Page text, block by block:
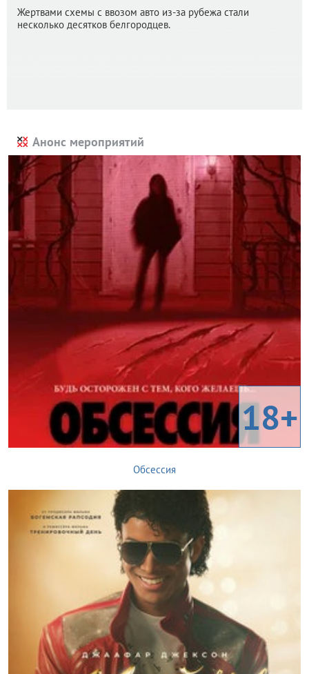
Жертвами схемы с ввозом авто из-за рубежа стали
несколько десятков белгородцев.
Анонс мероприятий
18+
Обсессия